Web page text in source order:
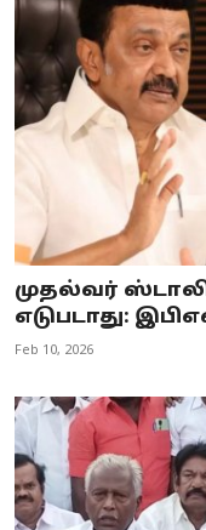
முதல்வர்
எடுபடாது:
Feb 10, 2026